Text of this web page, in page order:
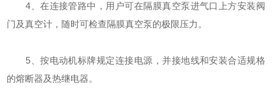
4、在连接管路中，用户可在隔膜真空泵进气口上方安装阀
门及真空计，随时可检查隔膜真空泵的极限压力。
5、按电动机标牌规定连接电源，并接地线和安装合适规格
的熔断器及热继电器。